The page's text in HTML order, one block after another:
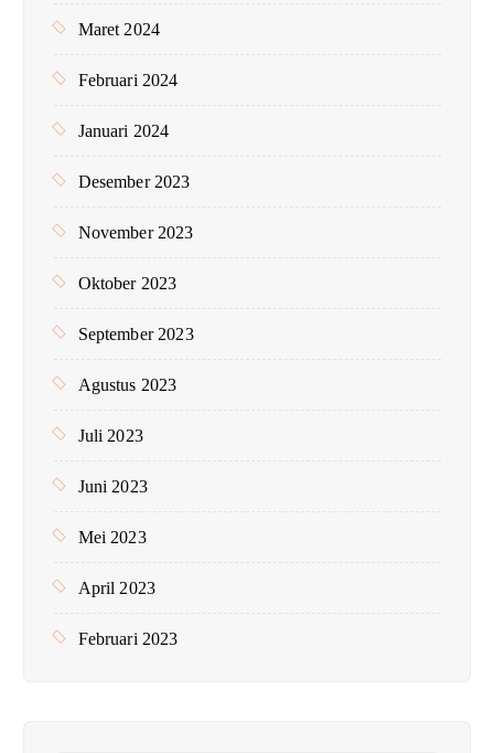
Maret 2024
Februari 2024
Januari 2024
Desember 2023
November 2023
Oktober 2023
September 2023
Agustus 2023
Juli 2023
Juni 2023
Mei 2023
April 2023
Februari 2023